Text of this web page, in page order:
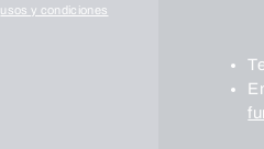
usos y condiciones